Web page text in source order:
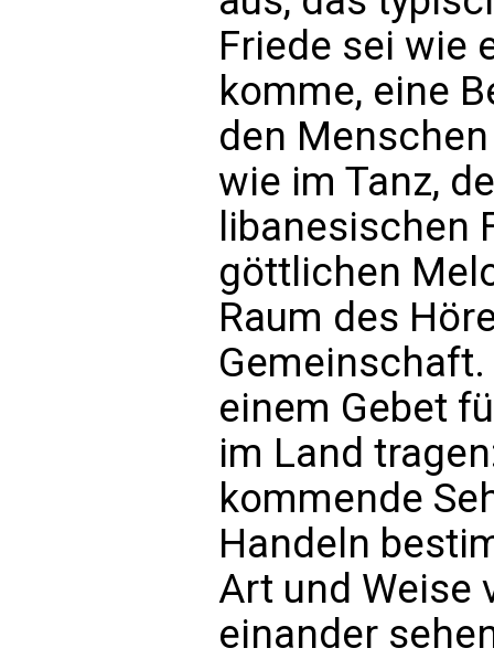
Friede sei wie
komme, eine
den
wie im Tanz,
libanesischen
göttlichen
Raum des
einem Gebet
im Land
kommende
Handeln
Art und Weise
einander